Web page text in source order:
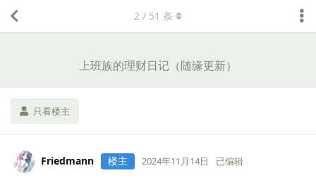
上班族的理财日记（随缘更新）
只看楼主
2 / 51 条
Friedmann 楼主 2024年11月14日 已编辑